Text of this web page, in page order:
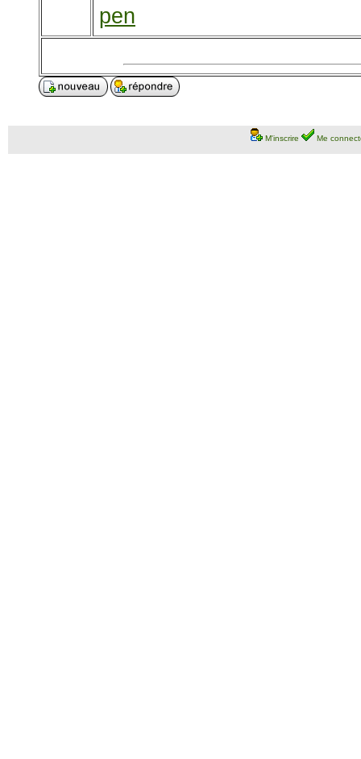
pen
M'inscrire Me